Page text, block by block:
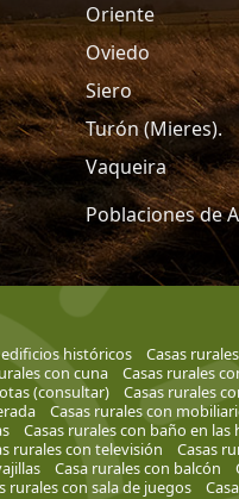
Oriente
Oviedo
Siero
Turón (Mieres).
Vaqueira
Poblaciones de
históricos Casas
con cuna Casas rurales
(consultar)
Casas rurales
Casas rurales con
Casas rurales con baño en las
rurales con televisión Casas
Casa rurales con balcón
rurales con sala de juegos